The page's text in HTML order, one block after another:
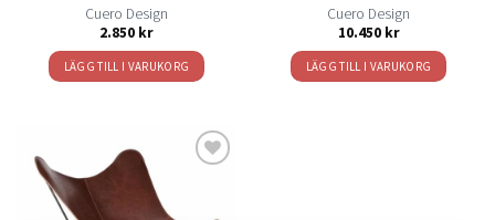
Cuero Design
2.850 kr
LÄGG TILL I VARUKORG
Cuero Design
10.450 kr
LÄGG TILL I VARUKORG